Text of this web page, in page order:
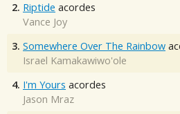
2. Riptide acordes
Vance Joy
3. Somewhere Over The Rainbow
Israel Kamakawiwo'ole
4. I'm Yours acordes
Jason Mraz